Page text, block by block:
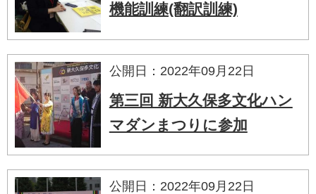
機能訓練(翻訳訓練)
公開日：2022年09月22日
第三回 新大久保多文化ハン
マダンまつりに参加
公開日：2022年09月22日